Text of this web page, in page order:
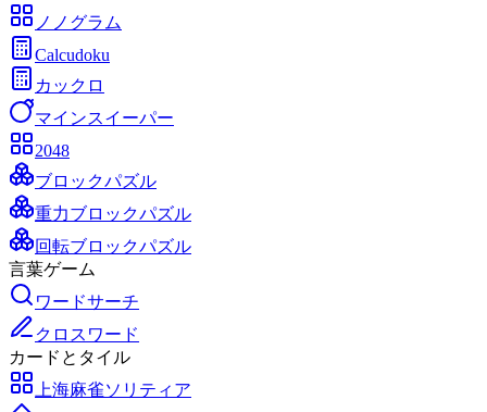
ノノグラム
Calcudoku
カックロ
マインスイーパー
2048
ブロックパズル
重力ブロックパズル
回転ブロックパズル
言葉ゲーム
ワードサーチ
クロスワード
カードとタイル
上海麻雀ソリティア